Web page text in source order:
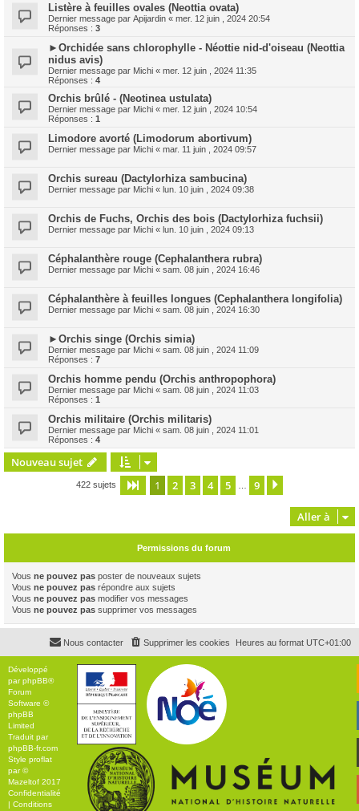
Listère à feuilles ovales (Neottia ovata)
Dernier message par Apijardin « mer. 12 juin , 2024 20:54
Réponses : 3
►Orchidée sans chlorophylle - Néottie nid-d'oiseau (Neottia
nidus avis)
Dernier message par Michi « mer. 12 juin , 2024 11:35
Réponses : 4
Orchis brûlé - (Neotinea ustulata)
Dernier message par Michi « mer. 12 juin , 2024 10:54
Réponses : 1
Limodore avorté (Limodorum abortivum)
Dernier message par Michi « mar. 11 juin , 2024 09:57
Orchis sureau (Dactylorhiza sambucina)
Dernier message par Michi « lun. 10 juin , 2024 09:38
Orchis de Fuchs, Orchis des bois (Dactylorhiza fuchsii)
Dernier message par Michi « lun. 10 juin , 2024 09:13
Céphalanthère rouge (Cephalanthera rubra)
Dernier message par Michi « sam. 08 juin , 2024 16:46
Céphalanthère à feuilles longues (Cephalanthera longifolia)
Dernier message par Michi « sam. 08 juin , 2024 16:30
►Orchis singe (Orchis simia)
Dernier message par Michi « sam. 08 juin , 2024 11:09
Réponses : 7
Orchis homme pendu (Orchis anthropophora)
Dernier message par Michi « sam. 08 juin , 2024 11:03
Réponses : 1
Orchis militaire (Orchis militaris)
Dernier message par Michi « sam. 08 juin , 2024 11:01
Réponses : 4
Nouveau sujet
422 sujets Page 1sur9
1 2 3 4 5 9
Aller à
Permissions du forum
Vous ne pouvez pas poster de nouveaux sujets
Vous ne pouvez pas répondre aux sujets
Vous ne pouvez pas modifier vos messages
Vous ne pouvez pas supprimer vos messages
Heures au format UTC+01:00
Supprimer les cookies
Nous contacter
Développé
parphpBB®
Forum
Software ©
phpBB
Limited
Traduit par
phpBB-fr.com
Style proflat
par ©
Mazeltof 2017
Confidentialité
| Conditions